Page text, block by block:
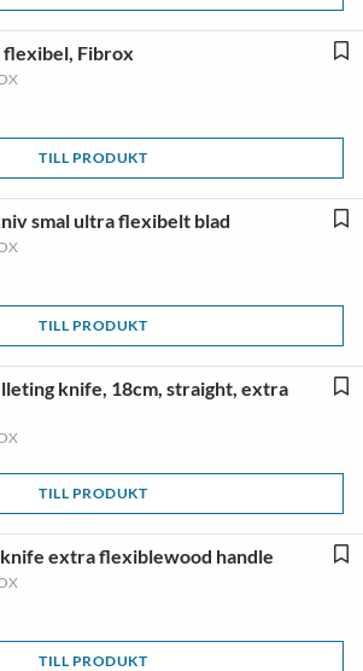
flexibel, Fibrox
TILL PRODUKT
smal ultra flexibelt blad
TILL PRODUKT
knife, 18cm, straight, extra
TILL PRODUKT
extra flexiblewood handle
TILL PRODUKT